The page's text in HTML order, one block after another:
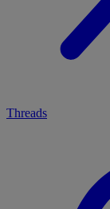
Threads